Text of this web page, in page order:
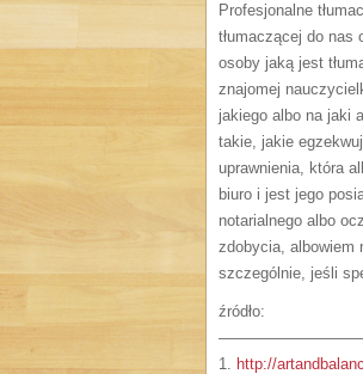
Profesjonalne
tłumaczącej do nas
osoby jaką jest
znajomej
jakiego albo na jaki
takie, jakie
uprawnienia, która
biuro i jest jego
notarialnego albo
zdobycia, albowiem
szczególnie, jeśli
źródło:
1. http://